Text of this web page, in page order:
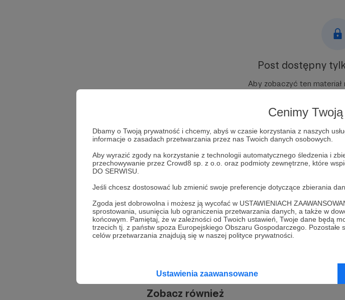
Cenimy
Dbamy o Twoją prywatność i chcemy, abyś w czasie korzystania z naszych
informacje o zasadach przetwarzania przez nas Twoich danych osobowych.
Aby wyrazić zgody na korzystanie z technologii automatycznego śledzenia i
przechowywanie przez Crowd8 sp. z o.o. oraz podmioty zewnętrzne, które
DO SERWISU.
Jeśli chcesz dostosować lub zmienić swoje preferencje dotyczące zbierania
Zgoda jest dobrowolna i możesz ją wycofać w USTAWIENIACH
sprostowania, usunięcia lub ograniczenia przetwarzania danych, a także w
końcowym. Pamiętaj, że w zależności od Twoich ustawień, Twoje dane będą
trzecich tj. z państw spoza Europejskiego Obszaru Gospodarczego.
celów przetwarzania znajdują się w naszej polityce prywatności.
Ustawienia zaawansowane
Post dostępny
Aby zobaczyć ten
Zostań
stream livestream
ŻÓŁTE NAPISY
Zobacz również